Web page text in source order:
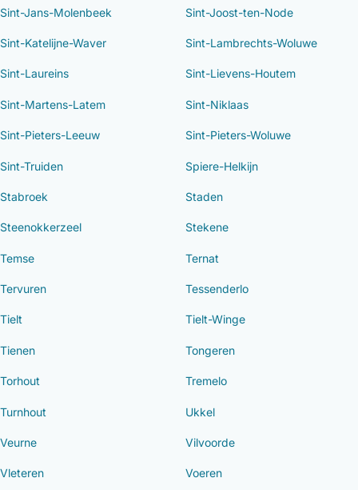
Sint-Jans-Molenbeek Sint-Joost-ten-Node
Sint-Katelijne-Waver Sint-Lambrechts-Woluwe
Sint-Laureins Sint-Lievens-Houtem
Sint-Martens-Latem Sint-Niklaas
Sint-Pieters-Leeuw Sint-Pieters-Woluwe
Sint-Truiden Spiere-Helkijn
Stabroek Staden
Steenokkerzeel Stekene
Temse Ternat
Tervuren Tessenderlo
Tielt Tielt-Winge
Tienen Tongeren
Torhout Tremelo
Turnhout Ukkel
Veurne Vilvoorde
Vleteren Voeren